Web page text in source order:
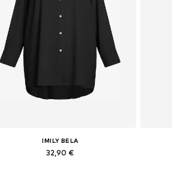
IMILY BELA
32,90 €